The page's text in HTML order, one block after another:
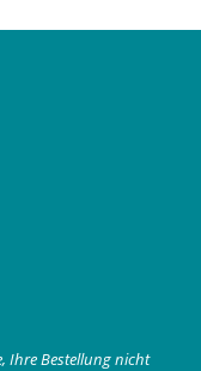
Ihre Bestellung nicht